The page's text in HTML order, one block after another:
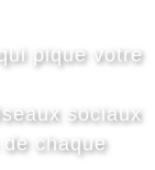
pique votre
sociaux
chaque